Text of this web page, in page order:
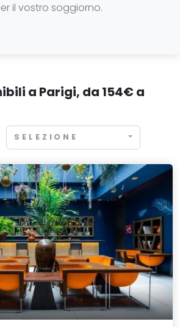
il vostro soggiorno.
a Parigi, da 154€ a
SELEZIONE